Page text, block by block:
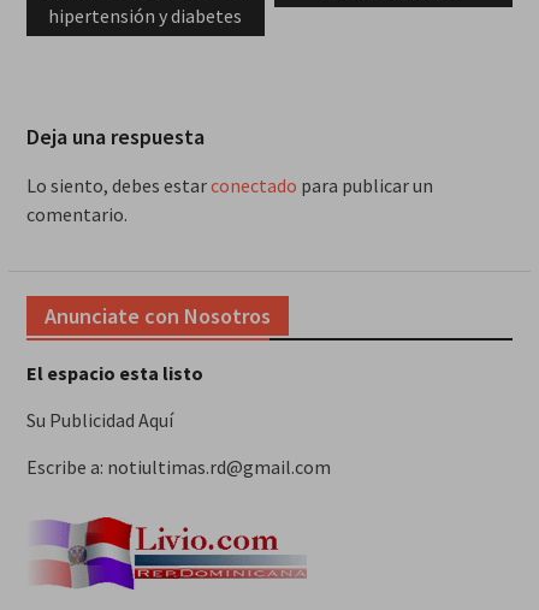
hipertensión y diabetes
Deja una respuesta
Lo siento, debes estarconectado para publicar un
comentario.
Anunciate con Nosotros
El espacio esta listo
Su Publicidad Aquí
Escribe a: notiultimas.rd@gmail.com